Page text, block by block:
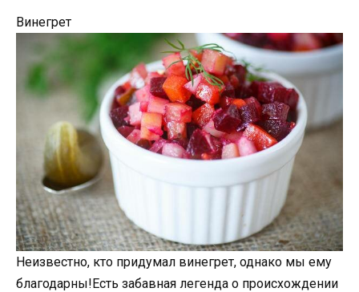
Винегрет
Неизвестно, кто придумал винегрет, однако мы ему
благодарны!Есть забавная легенда о происхождении